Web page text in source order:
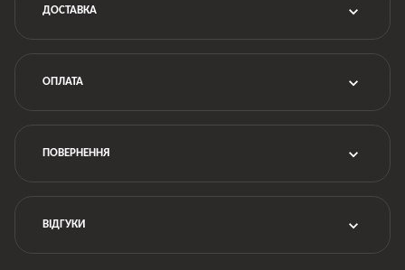
ДОСТАВКА
ОПЛАТА
ПОВЕРНЕННЯ
ВІДГУКИ